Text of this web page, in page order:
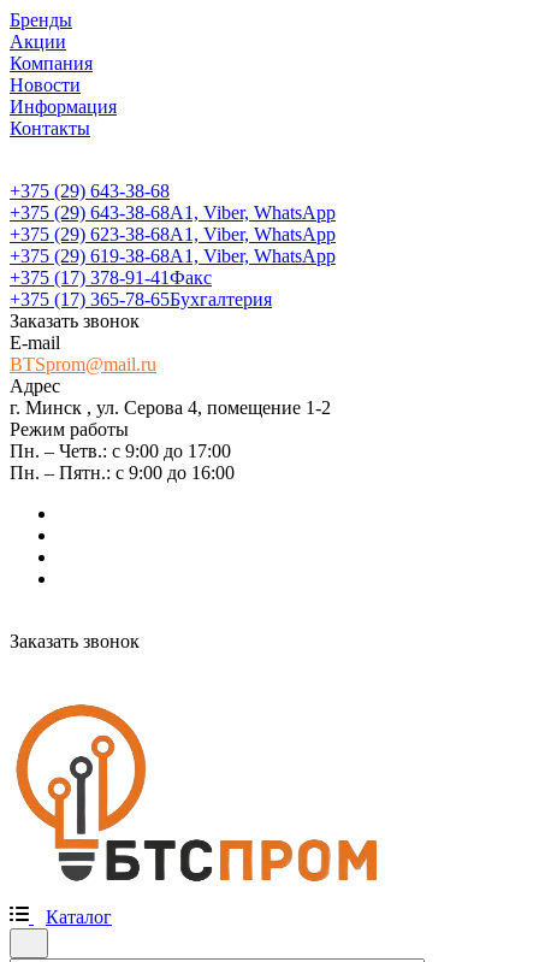
Бренды
Акции
Компания
Новости
Информация
Контакты
+375 (29) 643-38-68
+375 (29) 643-38-68А1, Viber, WhatsApp
+375 (29) 623-38-68А1, Viber, WhatsApp
+375 (29) 619-38-68А1, Viber, WhatsApp
+375 (17) 378-91-41Факс
+375 (17) 365-78-65Бухгалтерия
Заказать звонок
E-mail
BTSprom@mail.ru
Адрес
г. Минск , ул. Серова 4, помещение 1-2
Режим работы
Пн. – Четв.: с 9:00 до 17:00
Пн. – Пятн.: с 9:00 до 16:00
Заказать звонок
Каталог